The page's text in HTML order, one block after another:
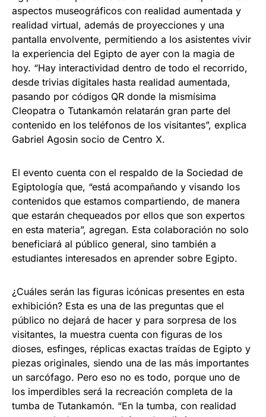
aspectos museográficos con realidad aumentada y
realidad virtual, además de proyecciones y una
pantalla envolvente, permitiendo a los asistentes vivir
la experiencia del Egipto de ayer con la magia de
hoy. “Hay interactividad dentro de todo el recorrido,
desde trivias digitales hasta realidad aumentada,
pasando por códigos QR donde la mismísima
Cleopatra o Tutankamón relatarán gran parte del
contenido en los teléfonos de los visitantes”, explica
Gabriel Agosin socio de Centro X.
El evento cuenta con el respaldo de la Sociedad de
Egiptología que, “está acompañando y visando los
contenidos que estamos compartiendo, de manera
que estarán chequeados por ellos que son expertos
en esta materia”, agregan. Esta colaboración no solo
beneficiará al público general, sino también a
estudiantes interesados en aprender sobre Egipto.
¿Cuáles serán las figuras icónicas presentes en esta
exhibición? Esta es una de las preguntas que el
público no dejará de hacer y para sorpresa de los
visitantes, la muestra cuenta con figuras de los
dioses, esfinges, réplicas exactas traídas de Egipto y
piezas originales, siendo una de las más importantes
un sarcófago. Pero eso no es todo, porque uno de
los imperdibles será la recreación completa de la
tumba de Tutankamón. “En la tumba, con realidad